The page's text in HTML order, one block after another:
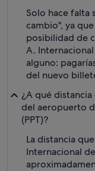
Solo hace falta
cambio", ya
posibilidad de
A. Internacional
alguno:
del nuevo
¿A qué
del aeropuerto
(PPT)?
La distancia
Internacional